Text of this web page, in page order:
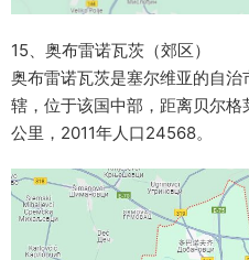
15、奥布雷诺瓦茨（郊区）
奥布雷诺瓦茨是塞尔维亚的自
辖，位于该国中部，距离贝尔
公里，2011年人口24568。